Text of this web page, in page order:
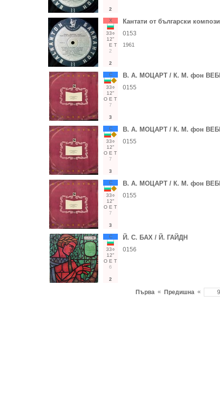
2
Х
33○
12"
Е Т
2
2
Кантати от български
0153
1961
С
33○
12"
О Е Т
7
3
В. А. МОЦАРТ / К. М. фон
0155
С
33○
12"
О Е Т
7
3
В. А. МОЦАРТ / К. М. фон
0155
С
33○
12"
О Е Т
7
3
В. А. МОЦАРТ / К. М. фон
0155
С
33○
12"
О Е Т
6
2
Й. С. БАХ / Й. ГАЙДН
0156
Първа « Предишна «